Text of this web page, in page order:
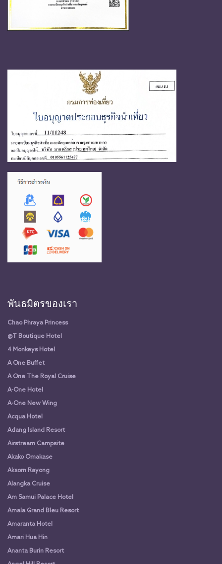
พันธมิตรของเรา
Chao Phraya Princess
@T Boutique Hotel
4 Monkeys Hotel
A One Buffet
A One The Royal Cruise
A-One Hotel
A-One New Wing
Acqua Hotel
Adang Island Resort
Airstream Campsite
Akako Omakase
Aksorn Rayong
Alangka Cruise
Am Samui Palace Hotel
Amala Grand Bleu Resort
Amaranta Hotel
Amari Hua Hin
Ananta Burin Resort